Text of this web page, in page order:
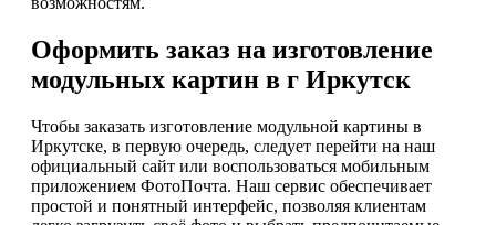
Оформить заказ на изготовление
модульных картин в г Иркутск
Чтобы заказать изготовление модульной картины в
Иркутске, в первую очередь, следует перейти на наш
официальный сайт или воспользоваться мобильным
приложением ФотоПочта. Наш сервис обеспечивает
простой и понятный интерфейс, позволяя клиентам